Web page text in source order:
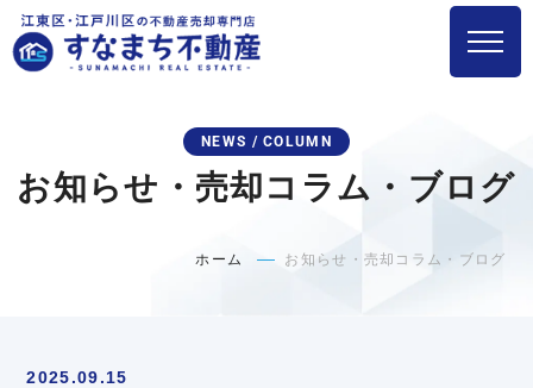
NEWS / COLUMN
お知らせ・売却コラム・ブログ
ホーム お知らせ・売却コラム・ブログ
2025.09.15